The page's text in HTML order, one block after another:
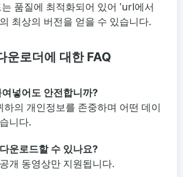
품질에 최적화되어 있어 'url에서
최상의 버전을 얻을 수 있습니다.
운로더에 대한 FAQ
넣어도 안전합니까?
하의 개인정보를 존중하며 어떤 데이
니다.
운로드할 수 있나요?
개 동영상만 지원됩니다.